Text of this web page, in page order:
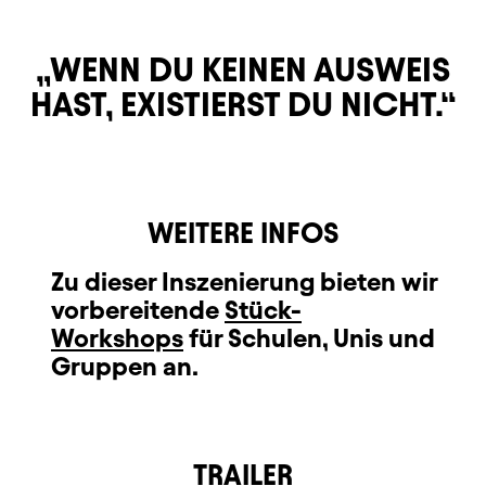
WENN DU KEINEN AUSWEIS
HAST, EXISTIERST DU NICHT.
WEITERE INFOS
Zu dieser Inszenierung bieten wir
vorbereitende Stück-
Workshopsfür Schulen, Unis und
Gruppen an.
TRAILER